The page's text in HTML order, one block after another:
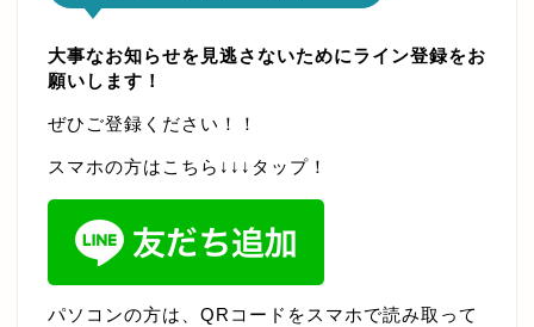
大事なお知らせを見逃さないためにライン登録をお
願いします！
ぜひご登録ください！！
スマホの方はこちら↓↓↓タップ！
パソコンの方は、QRコードをスマホで読み取って
メンバーログインページ
パスワードのリセット
お知らせ・新着情報
月替わり 練習会